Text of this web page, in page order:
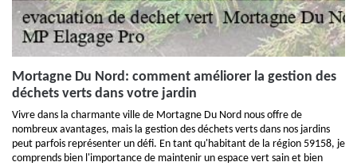
Mortagne Du Nord: comment améliorer la gestion des
déchets verts dans votre jardin
Vivre dans la charmante ville de Mortagne Du Nord nous offre de
nombreux avantages, mais la gestion des déchets verts dans nos jardins
peut parfois représenter un défi. En tant qu'habitant de la région 59158, je
comprends bien l'importance de maintenir un espace vert sain et bien